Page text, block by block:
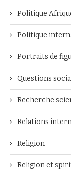
Politique
Politique
Portraits de
Questions
Recherche
Relations
Religion
Religion et